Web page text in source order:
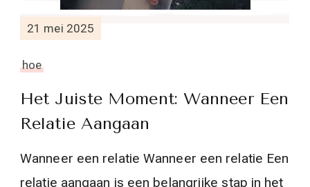
21 mei 2025
hoe
Het Juiste Moment: Wanneer Een
Relatie Aangaan
Wanneer een relatie Wanneer een relatie Een
relatie aangaan is een belangrijke stap in het